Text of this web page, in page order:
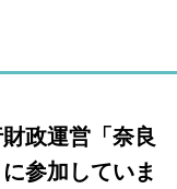
政運営「奈良
参加していま